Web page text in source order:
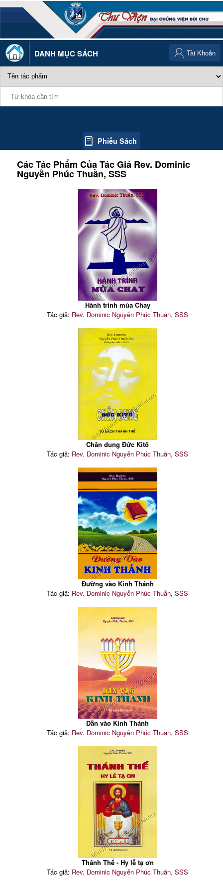
DANH MỤC SÁCH
Phiếu Sách
Tài Khoản
Các Tác Phẩm Của Tác Giả Rev. Dominic
Nguyễn Phúc Thuần, SSS
Hành trình mùa Chay
Tác giả: Rev. Dominic Nguyễn Phúc Thuần, SSS
Chân dung Đức Kitô
Tác giả: Rev. Dominic Nguyễn Phúc Thuần, SSS
Đường vào Kinh Thánh
Tác giả: Rev. Dominic Nguyễn Phúc Thuần, SSS
Dẫn vào Kinh Thánh
Tác giả: Rev. Dominic Nguyễn Phúc Thuần, SSS
Thánh Thể - Hy lễ tạ ơn
Tác giả: Rev. Dominic Nguyễn Phúc Thuần, SSS